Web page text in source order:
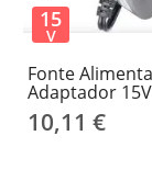
Fonte
Adaptador
10,11 €
15
V